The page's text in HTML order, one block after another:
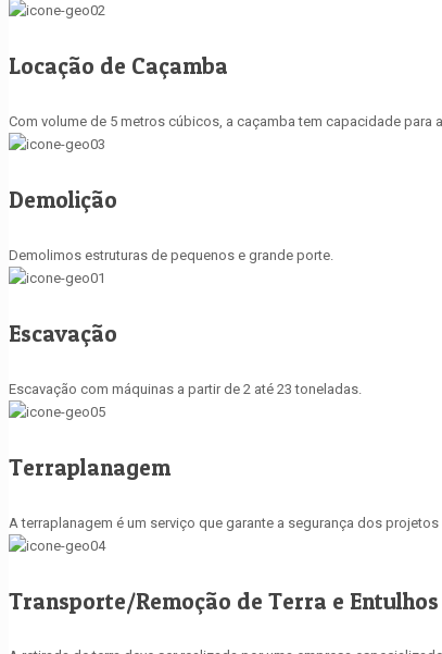
Locação de Caçamba
Com volume de 5 metros cúbicos, a caçamba tem capacidade para
Demolição
Demolimos estruturas de pequenos e grande porte.
Escavação
Escavação com máquinas a partir de 2 até 23 toneladas.
Terraplanagem
A terraplanagem é um serviço que garante a segurança dos projetos
Transporte/Remoção de Terra e Entulhos